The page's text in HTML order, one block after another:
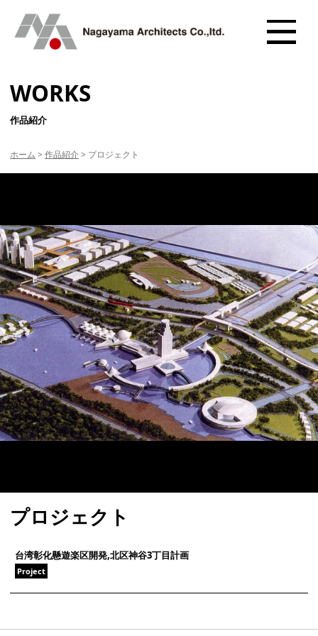
WORKS
作品紹介
ホーム > 作品紹介> プロジェクト
プロジェクト
台湾彰化懸遊楽区開発,北区神谷3丁目計画
Project